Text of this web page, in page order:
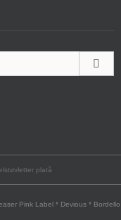
platå
Pink Label * Devious * Bordello